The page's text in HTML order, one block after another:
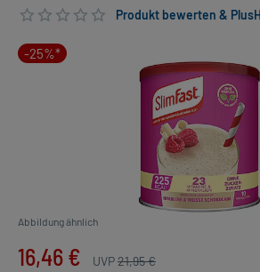
Produkt bewerten &
-25%*
Abbildung ähnlich
16,46 € UVP21,95 €